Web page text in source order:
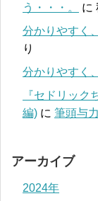
う・・・。
に
分かりやすく
り
分かりやすく
『セドリッ
編) に 筆頭与力
アーカイブ
2024年